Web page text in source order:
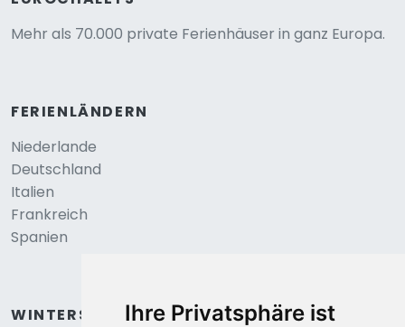
Ihre Privatsphäre ist
Mehr als 70.000 private Ferienhäuser in ganz Europa.
FERIENLÄNDERN
Niederlande
Deutschland
Italien
Frankreich
Spanien
WINTERSPORT